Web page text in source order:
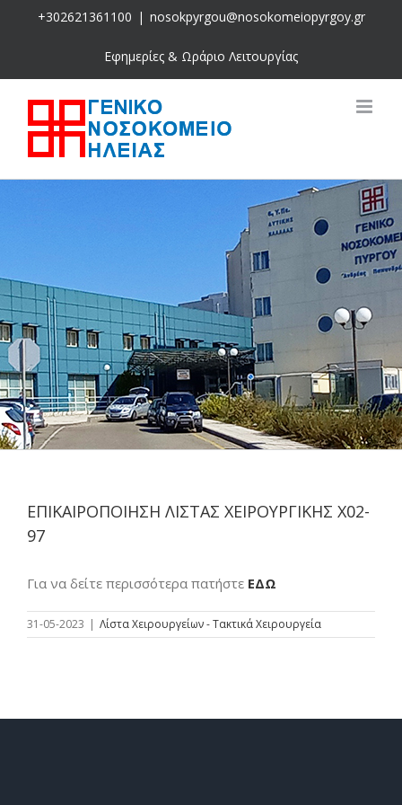
+302621361100 | nosokpyrgou@nosokomeiopyrgoy.gr
Εφημερίες & Ωράριο Λειτουργίας
ΕΠΙΚΑΙΡΟΠΟΙΗΣΗ ΛΙΣΤΑΣ ΧΕΙΡΟΥΡΓΙΚΗΣ Χ02-
97
Για να δείτε περισσότερα πατήστε ΕΔΩ
31-05-2023 | Λίστα Χειρουργείων - Τακτικά Χειρουργεία